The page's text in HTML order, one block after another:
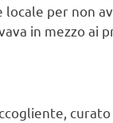
locale per non
in mezzo ai